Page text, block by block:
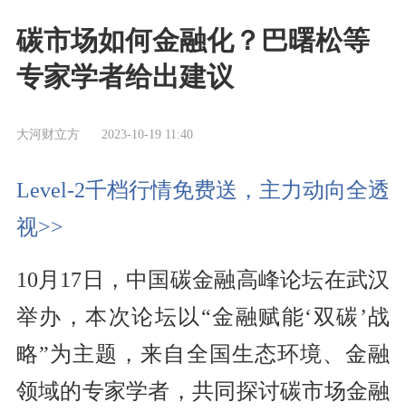
碳市场如何金融化？巴曙松等
专家学者给出建议
大河财立方 2023-10-19 11:40
Level-2千档行情免费送，主力动向全透
视>>
10月17日，中国碳金融高峰论坛在武汉
举办，本次论坛以“金融赋能‘双碳’战
略”为主题，来自全国生态环境、金融
领域的专家学者，共同探讨碳市场金融